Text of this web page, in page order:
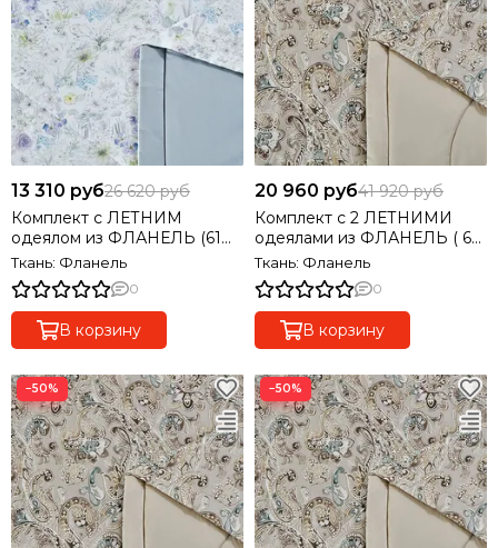
13 310 руб26 620 руб
Комплект с ЛЕТНИМ
одеялом из ФЛАНЕЛЬ (61%
тенсель, 39% хлолок)
полуторный
Ткань: Фланель
0
В корзину
20 960 руб41 920 руб
Комплект с 2 ЛЕТНИМИ
одеялами из ФЛАНЕЛЬ ( 61
% тенсель, 39% хлолок)
семейный
Ткань: Фланель
0
В корзину
−50% −50%